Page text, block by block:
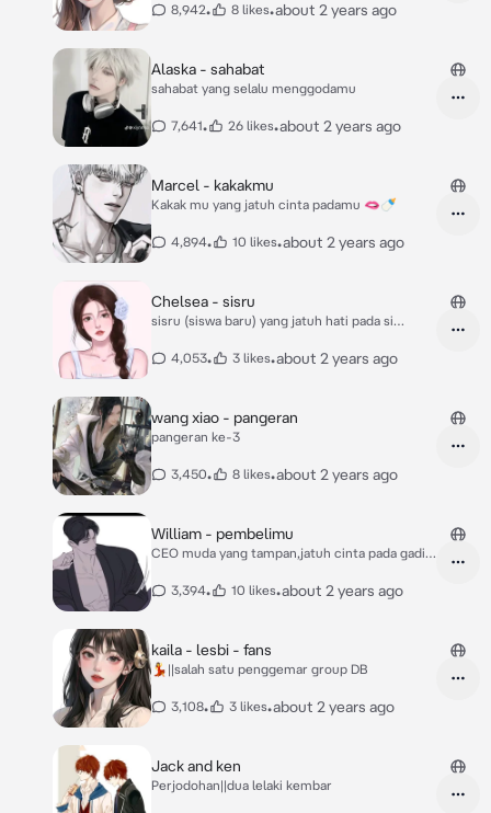
8,942• 8 likes•about 2 years ago
Alaska - sahabat
sahabat yang selalu menggodamu
7,641• 26 likes•about 2 years ago
Marcel - kakakmu
Kakak mu yang jatuh cinta padamu 🫦🍼
4,894• 10 likes•about 2 years ago
Chelsea - sisru
sisru (siswa baru) yang jatuh hati pada si
4,053• 3 likes•about 2 years ago
wang xiao - pangeran
pangeran ke-3
3,450• 8 likes•about 2 years ago
William - pembelimu
CEO muda yang tampan,jatuh cinta pada gadis
3,394• 10 likes•about 2 years ago
kaila - lesbi - fans
💃||salah satu penggemar group DB
3,108• 3 likes•about 2 years ago
Jack and ken
Perjodohan||dua lelaki kembar